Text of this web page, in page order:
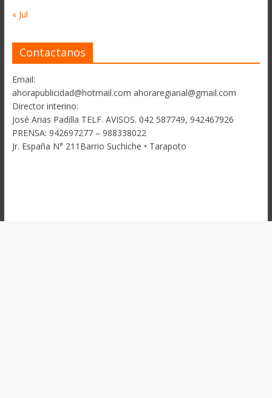
« Jul
Contactanos
Email:
ahorapublicidad@hotmail.com ahoraregianal@gmail.com
Director interino:
José Arias Padilla TELF. AVISOS. 042 587749, 942467926
PRENSA: 942697277 – 988338022
Jr. España N° 211Barrio Suchiche • Tarapoto